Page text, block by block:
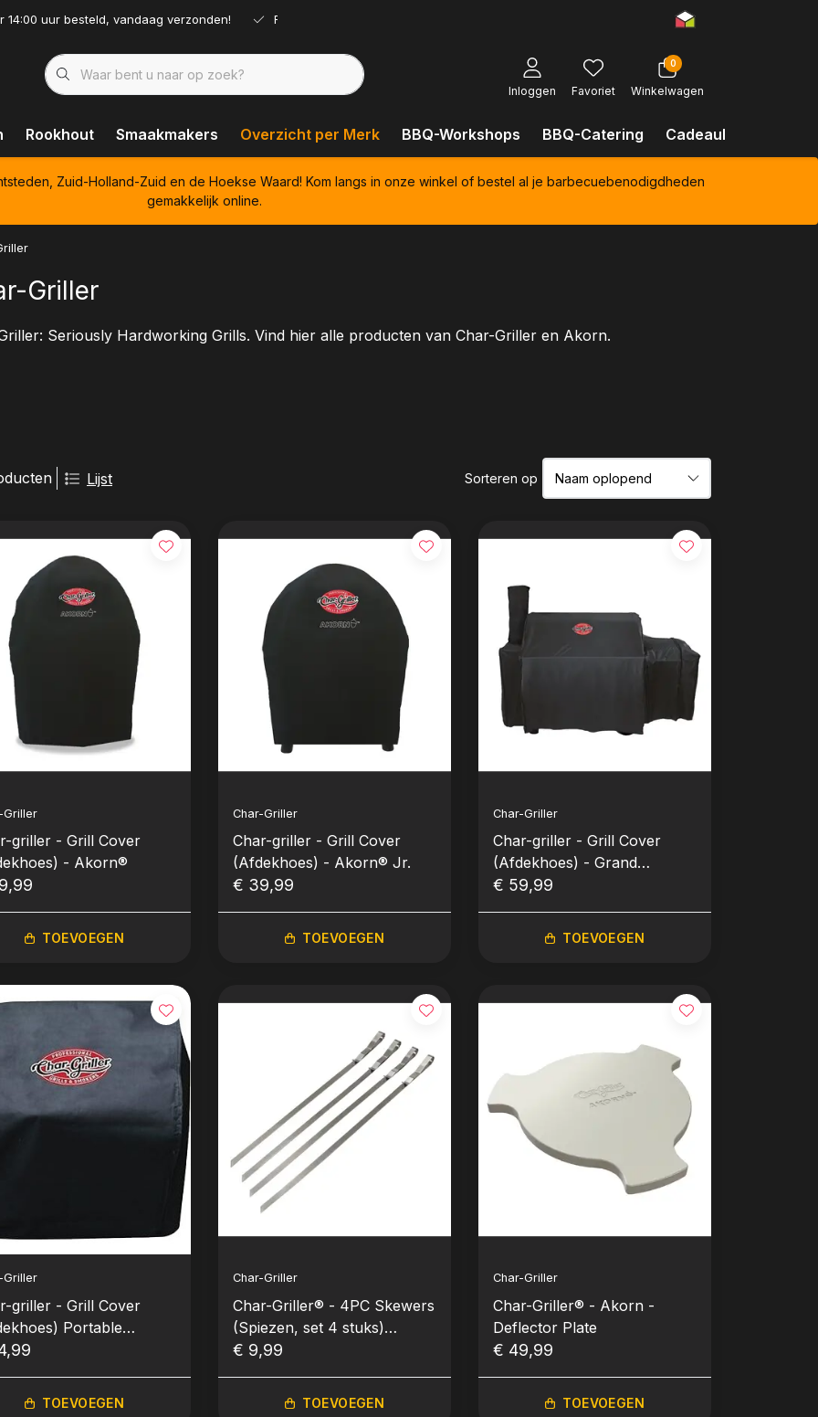
14:00 uur besteld, vandaag verzonden! Ruim assortiment!
Inloggen Favoriet
0
Winkelwagen
Rookhout Smaakmakers Overzicht per Merk BBQ-Workshops BBQ-Catering Cadeaubonnen
Zuid-Holland-Zuid en de Hoekse Waard! Kom langs in onze winkel of bestel al je barbecuebenodigdheden
gemakkelijk online.
Griller
Seriously Hardworking Grills. Vind hier alle producten van Char-Griller en Akorn.
Lijst Sorteren op
Griller
griller - Grill Cover
- Akorn®
TOEVOEGEN
Char-Griller
Char-griller - Grill Cover
(Afdekhoes) - Akorn® Jr.
€ 39,99
TOEVOEGEN
Char-Griller
Char-griller - Grill Cover
(Afdekhoes) - Grand
Champ™
€ 59,99
TOEVOEGEN
Griller
griller - Grill Cover
Portable
Grill & Side Fire
TOEVOEGEN
Char-Griller
Char-Griller® - 4PC Skewers
(Spiezen, set 4 stuks)
(Nieuw)
€ 9,99
TOEVOEGEN
Char-Griller
Char-Griller® - Akorn -
Deflector Plate
€ 49,99
TOEVOEGEN